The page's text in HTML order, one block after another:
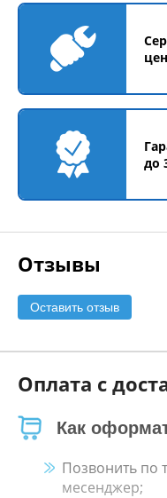
до
Отзывы
Оставить отзыв
Оплата с
Как
Позвонить по
месенджер;